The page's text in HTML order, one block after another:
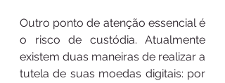
Outro ponto de atenção essencial é
o risco de custódia. Atualmente
existem duas maneiras de realizar a
tutela de suas moedas digitais: por